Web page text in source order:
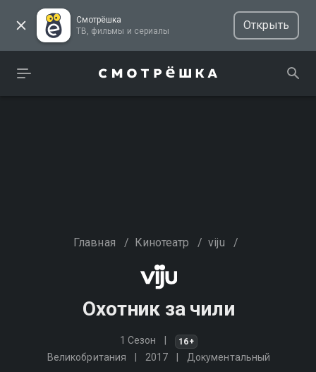
Смотрёшка
ТВ, фильмы и сериалы
Открыть
Главная / Кинотеатр / viju /
Охотник за чили
1 Сезон 16+
Великобритания 2017 Документальный